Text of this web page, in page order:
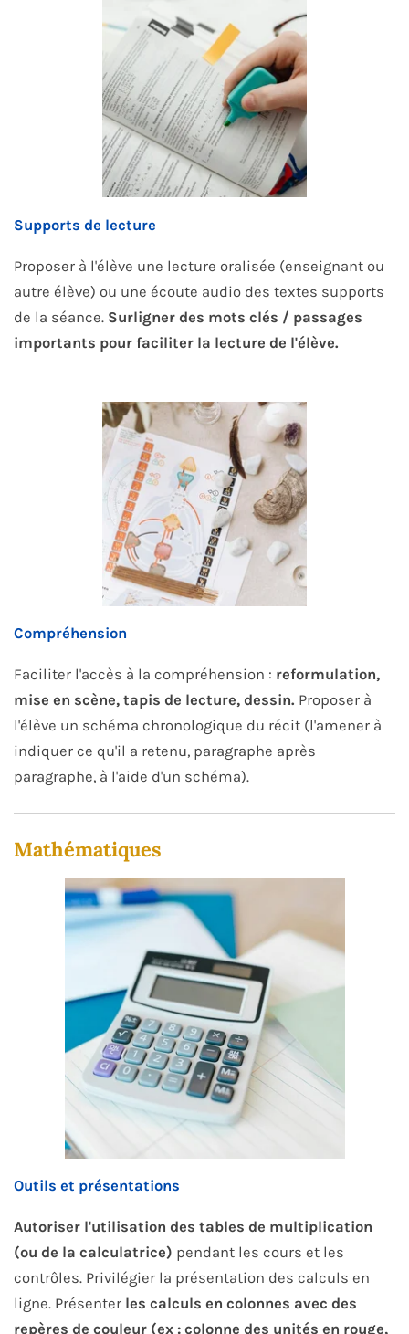
Supports de lecture
Proposer à l'élève une lecture oralisée (enseignant ou
autre élève) ou une écoute audio des textes supports
de la séance. Surligner des mots clés / passages
importants pour faciliter la lecture de l'élève.
Compréhension
Faciliter l'accès à la compréhension : reformulation,
mise en scène, tapis de lecture, dessin. Proposer à
l'élève un schéma chronologique du récit (l'amener à
indiquer ce qu'il a retenu, paragraphe après
paragraphe, à l'aide d'un schéma).
Mathématiques
Outils et présentations
Autoriser l'utilisation des tables de multiplication
(ou de la calculatrice) pendant les cours et les
contrôles. Privilégier la présentation des calculs en
ligne. Présenter les calculs en colonnes avec des
repères de couleur (ex : colonne des unités en rouge,